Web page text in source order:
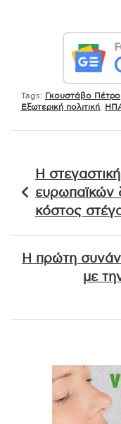
Tags: Γκουστάβο Πέτρο
Εξωτερική πολιτική
άρθρων
Η
ευρωπαϊκών
κόστος
Η πρώτη
με